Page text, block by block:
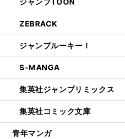
ZEBRACK
ジャンプルーキー！
S-MANGA
集英社ジャンプリミックス
集英社コミック文庫
青年マンガ